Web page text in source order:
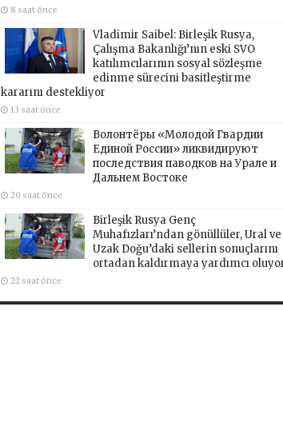
8 saat önce
Vladimir Saibel: Birleşik Rusya,
Çalışma Bakanlığı’nın eski SVO
katılımcılarının sosyal sözleşme
edinme sürecini basitleştirme
kararını destekliyor
13 saat önce
Волонтёры «Молодой Гвардии
Единой России» ликвидируют
последствия паводков на Урале и
Дальнем Востоке
20 saat önce
Birleşik Rusya Genç
Muhafızları’ndan gönüllüler, Ural ve
Uzak Doğu’daki sellerin sonuçlarını
ortadan kaldırmaya yardımcı
22 saat önce